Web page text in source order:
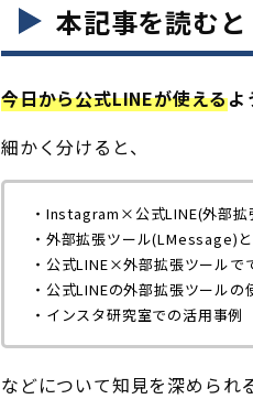
本記事を読むと
今日から公式LINEが使えるよ
細かく分けると、
・Instagram×公式LINE(外部拡
・外部拡張ツール(LMessage)
・公式LINE×外部拡張ツールで
・公式LINEの外部拡張ツールの
・インスタ研究室での活用事例
などについて知見を深められ